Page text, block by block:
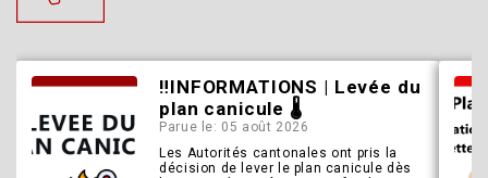
‼️INFORMATIONS | Levée du
plan canicule 🌡️
Parue le: 05 août 2026
Les Autorités cantonales ont pris la
décision de lever le plan canicule dès